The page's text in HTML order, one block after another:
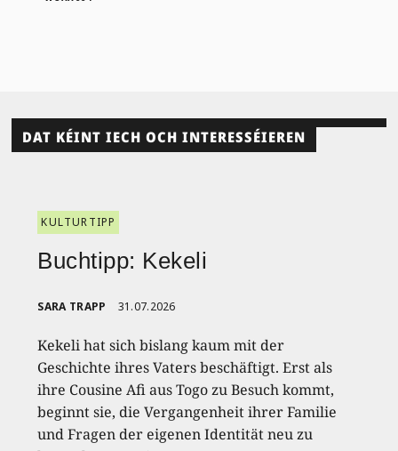
DAT KÉINT IECH OCH INTERESSÉIEREN
KULTURTIPP
Buchtipp: Kekeli
SARA TRAPP 31.07.2026
Kekeli hat sich bislang kaum mit der
Geschichte ihres Vaters beschäftigt. Erst als
ihre Cousine Afi aus Togo zu Besuch kommt,
beginnt sie, die Vergangenheit ihrer Familie
und Fragen der eigenen Identität neu zu